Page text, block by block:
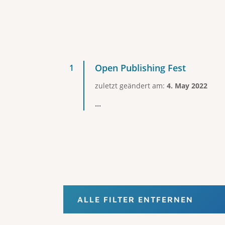
Open Publishing Fest
zuletzt geändert am: 4. May 2022
...
ALLE FILTER ENTFERNEN